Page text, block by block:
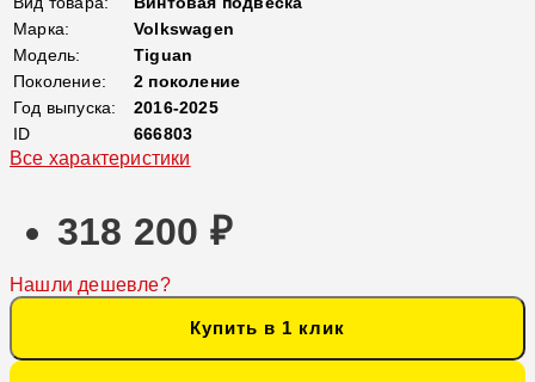
Марка:
Volkswagen
Модель:
Tiguan
Поколение:
2 поколение
Год выпуска:
2016-2025
ID
666803
Все характеристики
318 200 ₽
Нашли дешевле?
Купить в 1 клик